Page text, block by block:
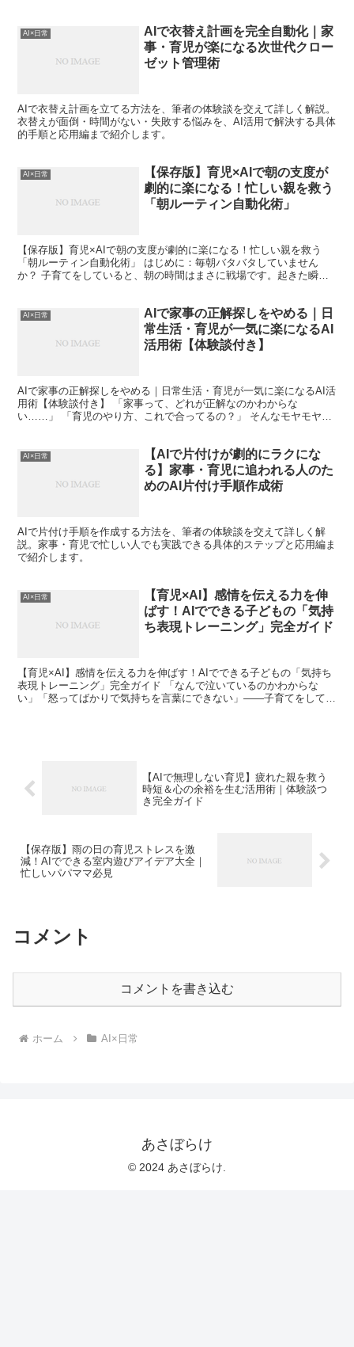
AI×日常
AIで衣替え計画を完全自動化｜家
事・育児が楽になる次世代クロー
ゼット管理術
AIで衣替え計画を立てる方法を、筆者の体験談を交えて詳しく解説。
衣替えが面倒・時間がない・失敗する悩みを、AI活用で解決する具体
的手順と応用編まで紹介します。
AI×日常
【保存版】育児×AIで朝の支度が
劇的に楽になる！忙しい親を救う
「朝ルーティン自動化術」
【保存版】育児×AIで朝の支度が劇的に楽になる！忙しい親を救う
「朝ルーティン自動化術」 はじめに：毎朝バタバタしていません
か？ 子育てをしていると、朝の時間はまさに戦場です。起きた瞬間
AI×日常
AIで家事の正解探しをやめる｜日
常生活・育児が一気に楽になるAI
活用術【体験談付き】
AIで家事の正解探しをやめる｜日常生活・育児が一気に楽になるAI活
用術【体験談付き】 「家事って、どれが正解なのかわからな
い……」 「育児のやり方、これで合ってるの？」 そんなモヤモヤ
AI×日常
【AIで片付けが劇的にラクにな
る】家事・育児に追われる人のた
めのAI片付け手順作成術
AIで片付け手順を作成する方法を、筆者の体験談を交えて詳しく解
説。家事・育児で忙しい人でも実践できる具体的ステップと応用編ま
で紹介します。
AI×日常
【育児×AI】感情を伝える力を伸
ばす！AIでできる子どもの「気持
ち表現トレーニング」完全ガイド
【育児×AI】感情を伝える力を伸ばす！AIでできる子どもの「気持ち
表現トレーニング」完全ガイド 「なんで泣いているのかわからな
い」「怒ってばかりで気持ちを言葉にできない」――子育てをしてい
【AIで無理しない育児】疲れた親を救う
時短＆心の余裕を生む活用術｜体験談つ
き完全ガイド
【保存版】雨の日の育児ストレスを激
減！AIでできる室内遊びアイデア大全｜
忙しいパパママ必見
コメント
コメントを書き込む
ホーム AI×日常
あさぼらけ
© 2024 あさぼらけ.